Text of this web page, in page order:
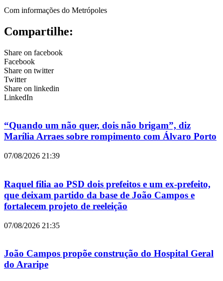
Com informações do Metrópoles
Compartilhe:
Share on facebook
Facebook
Share on twitter
Twitter
Share on linkedin
LinkedIn
“Quando um não quer, dois não brigam”, diz
Marília Arraes sobre rompimento com Álvaro Porto
07/08/2026 21:39
Raquel filia ao PSD dois prefeitos e um ex-prefeito,
que deixam partido da base de João Campos e
fortalecem projeto de reeleição
07/08/2026 21:35
João Campos propõe construção do Hospital Geral
do Araripe